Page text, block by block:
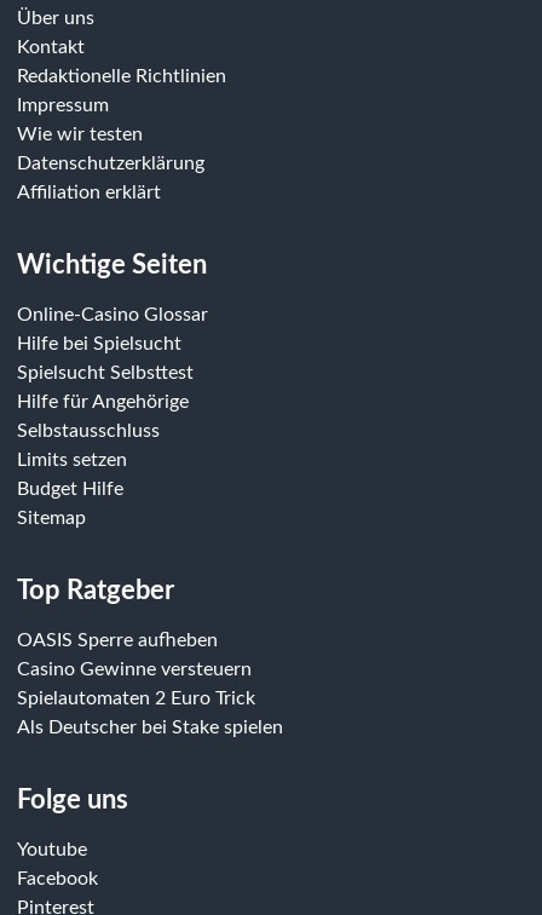
Über uns
Kontakt
Redaktionelle Richtlinien
Impressum
Wie wir testen
Datenschutzerklärung
Affiliation erklärt
Wichtige Seiten
Online-Casino Glossar
Hilfe bei Spielsucht
Spielsucht Selbsttest
Hilfe für Angehörige
Selbstausschluss
Limits setzen
Budget Hilfe
Sitemap
Top Ratgeber
OASIS Sperre aufheben
Casino Gewinne versteuern
Spielautomaten 2 Euro Trick
Als Deutscher bei Stake spielen
Folge uns
Youtube
Facebook
Pinterest